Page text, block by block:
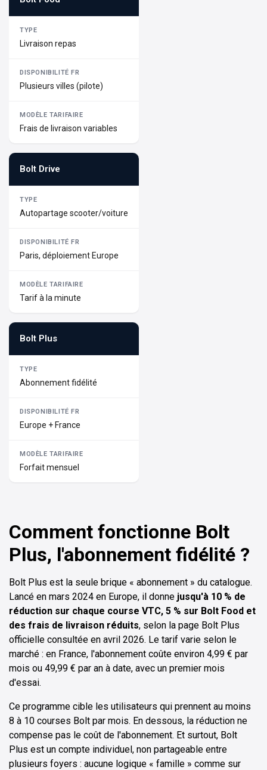
Livraison repas
Plusieurs villes (pilote)
Frais de livraison variables
Bolt Drive
Autopartage scooter/voiture
Paris, déploiement Europe
Tarif à la minute
Bolt Plus
Abonnement fidélité
Europe + France
Forfait mensuel
Comment fonctionne Bolt
Plus, l'abonnement fidélité ?
Bolt Plus est la seule brique « abonnement » du catalogue.
Lancé en mars 2024 en Europe, il donne jusqu'à 10 % de
réduction sur chaque course VTC, 5 % sur Bolt Food et
des frais de livraison réduits, selon la page Bolt Plus
officielle consultée en avril 2026. Le tarif varie selon le
marché : en France, l'abonnement coûte environ 4,99 € par
mois ou 49,99 € par an à date, avec un premier mois
d'essai.
Ce programme cible les utilisateurs qui prennent au moins
8 à 10 courses Bolt par mois. En dessous, la réduction ne
compense pas le coût de l'abonnement. Et surtout, Bolt
Plus est un compte individuel, non partageable entre
plusieurs foyers : aucune logique « famille » comme sur